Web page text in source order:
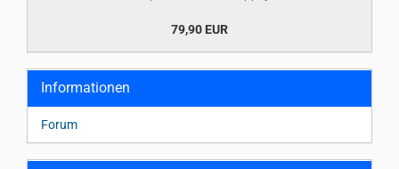
79,90 EUR
Informationen
Forum